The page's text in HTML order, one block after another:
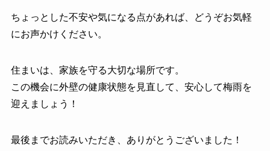
ちょっとした不安や気になる点があれば、どうぞお気軽
にお声かけください。
住まいは、家族を守る大切な場所です。
この機会に外壁の健康状態を見直して、安心して梅雨を
迎えましょう！
最後までお読みいただき、ありがとうございました！